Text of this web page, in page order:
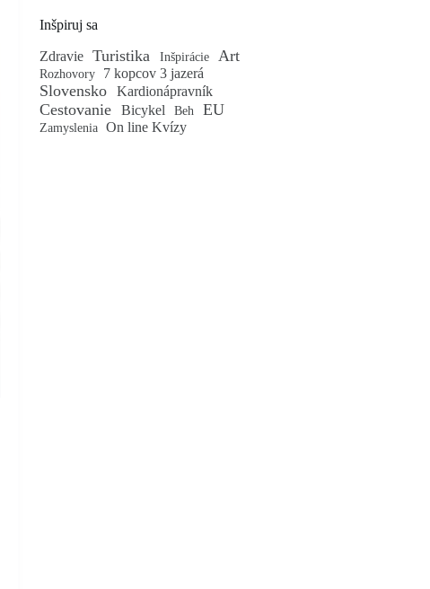
Inšpiruj sa
Zdravie Turistika Inšpirácie Art
Rozhovory 7 kopcov 3 jazerá
Slovensko Kardionápravník
Cestovanie Bicykel Beh EU
Zamyslenia On line Kvízy